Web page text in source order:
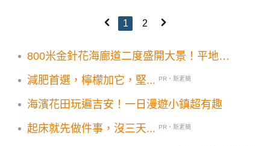
1 2
800米金針花海廊道二度盛開大景！平地免
減肥首選，檸檬加它，堅...
PR・新素簡
海濱花田玩遍吉安！一日漫遊小鎮超有趣
起床就先做件事，沒三天...
PR・新素簡